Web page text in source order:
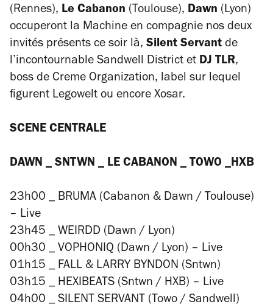
(Rennes), Le Cabanon (Toulouse), Dawn (Lyon)
occuperont la Machine en compagnie nos deux
invités présents ce soir là, Silent Servant de
l’incontournable Sandwell District et DJ TLR,
boss de Creme Organization, label sur lequel
figurent Legowelt ou encore Xosar.
SCENE CENTRALE
DAWN _ SNTWN _ LE CABANON _ TOWO _HXB
23h00 _ BRUMA (Cabanon & Dawn / Toulouse)
– Live
23h45 _ WEIRDD (Dawn / Lyon)
00h30 _ VOPHONIQ (Dawn / Lyon) – Live
01h15 _ FALL & LARRY BYNDON (Sntwn)
03h15 _ HEXIBEATS (Sntwn / HXB) – Live
04h00 _ SILENT SERVANT (Towo / Sandwell)